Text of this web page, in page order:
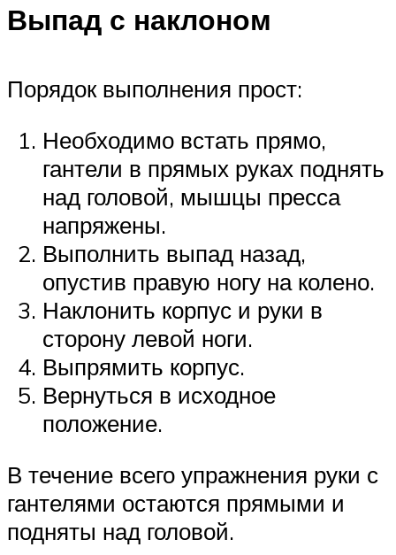
Выпад с наклоном
Порядок выполнения прост:
Необходимо встать прямо,
гантели в прямых руках поднять
над головой, мышцы пресса
напряжены.
Выполнить выпад назад,
опустив правую ногу на колено.
Наклонить корпус и руки в
сторону левой ноги.
Выпрямить корпус.
Вернуться в исходное
положение.
В течение всего упражнения руки с
гантелями остаются прямыми и
подняты над головой.